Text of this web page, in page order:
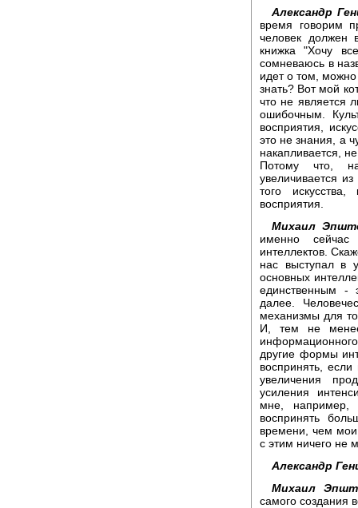
Александр
время говорим
человек должен
книжка "Хочу
сомневаюсь в
идет о том, можно
знать? Вот мой
что не является
ошибочным.
восприятия,
это не знания, а
накапливается,
Потому что,
увеличивается
того
восприятия.
Михаил
именно сейчас
интеллектов.
нас выступал в
основных
единственным -
далее.
механизмы для
И, тем не
другие формы
воспринять,
увеличения
усиления
мне, например,
воспринять
времени, чем мои
с этим ничего не
Александр
Михаил
самого создания